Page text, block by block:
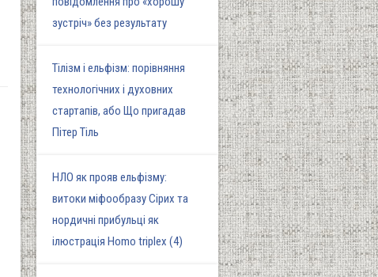
зустріч» без результату
Тілізм і ельфізм: порівняння
технологічних і духовних
стартапів, або Що пригадав
Пітер Тіль
НЛО як прояв ельфізму:
витоки міфообразу Сірих та
нордичні прибульці як
ілюстрація Homo triplex (4)